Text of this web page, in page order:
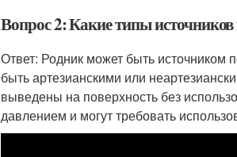
Вопрос 2: Какие типы
Ответ: Родник может быть источником
быть артезианскими или
выведены на поверхность без
давлением и могут требовать